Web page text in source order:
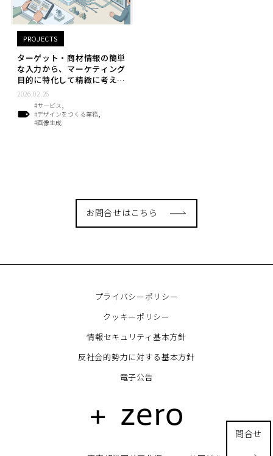
PROJECTS
ターゲット・商材情報の簡単
な入力から、マーケティング
目的に特化して精緻に考え抜
かれた画像を生成する広告ク
リエイティブ自動作成AI
2026.02.26
#サービス
#デザインをつくる業務
#画像生成
問合せ
お問合せはこちら
プライバシーポリシー
クッキーポリシー
情報セキュリティ基本方針
反社会的勢力に対する基本方針
電子公告